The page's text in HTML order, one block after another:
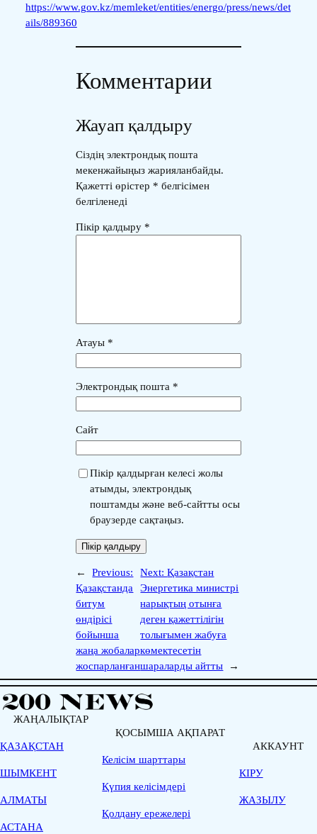
https://www.gov.kz/memleket/entities/energo/press/news/det
ails/889360
Комментарии
Жауап қалдыру
Сіздің электрондық пошта
мекенжайыңыз жарияланбайды.
Қажетті өрістер * белгісімен
белгіленеді
Пікір қалдыру *
Атауы *
Электрондық пошта *
Сайт
Пікір қалдырған келесі жолы
атымды, электрондық
поштамды және веб-сайтты осы
браузерде сақтаңыз.
←
Previous:
Қазақстанда
битум
өндірісі
бойынша
жаңа жобалар
жоспарланған
Next:Қазақстан
Энергетика министрі
нарықтың отынға
деген қажеттілігін
толығымен жабуға
көмектесетін
шараларды айтты
→
ЖАҢАЛЫҚТАР
ҚАЗАҚСТАН
ШЫМКЕНТ
АЛМАТЫ
АСТАНА
ҚОСЫМША АҚПАРАТ
Келісім шарттары
Қүпия келісімдері
Қолдану ережелері
АККАУНТ
КІРУ
ЖАЗЫЛУ